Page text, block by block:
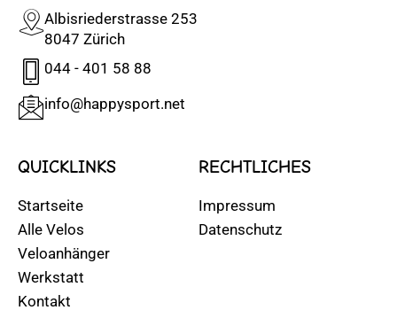
Albisriederstrasse 253
8047 Zürich
044 - 401 58 88
info@happysport.net
QUICKLINKS
Startseite
Alle Velos
Veloanhänger
Werkstatt
Kontakt
RECHTLICHES
Impressum
Datenschutz